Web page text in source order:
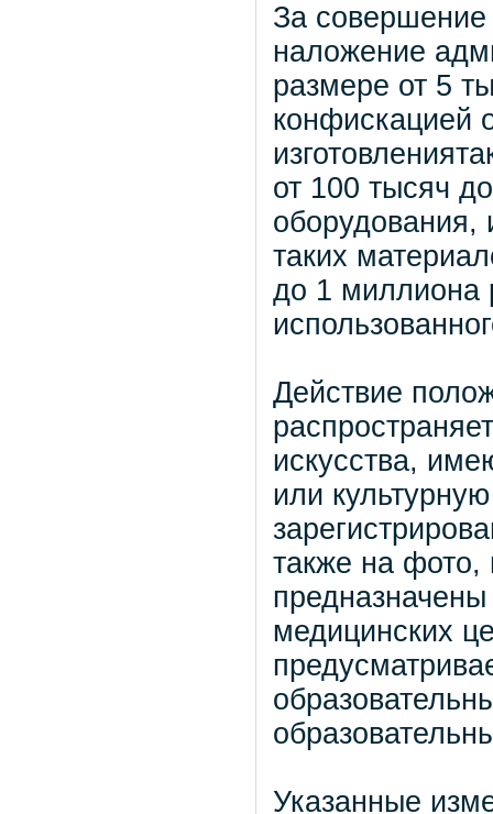
За совершение
наложение
размере от 5
конфискацией
от 100 тысяч
оборудования,
таких
до 1 миллиона
Действие
искусства,
или
также на фото,
медицинских
Указанные